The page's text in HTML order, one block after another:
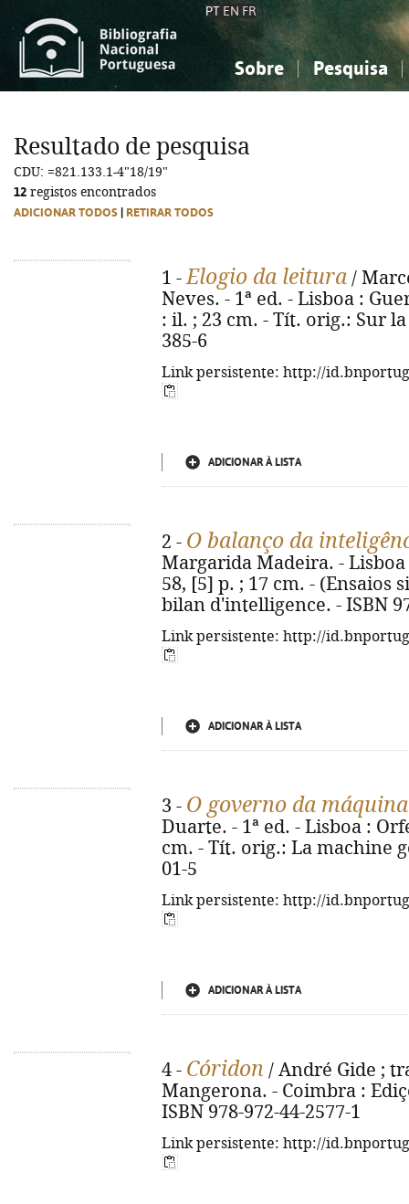
PT EN FR
Sobre Pesquisa
Ciências sociais...
Ciências sociais...
Resultado de pesquisa
CDU: =821.133.1-4"18/19"
12 registos encontrados
ADICIONAR TODOS RETIRAR TODOS
1 -Elogio da leitura /
Neves. - 1ª ed. - Lisboa :
: il. ; 23 cm. - Tít. orig.: Sur
385-6
Link persistente: http://
ADICIONAR À LISTA
2 - O balanço da
Margarida Madeira. - Lisboa
58, [5] p. ; 17 cm. - (Ensaios
bilan d'intelligence. - ISBN
Link persistente: http://
ADICIONAR À LISTA
3 - O governo da máquina
Duarte. - 1ª ed. - Lisboa :
cm. - Tít. orig.: La machine
01-5
Link persistente: http://
ADICIONAR À LISTA
4 - Córidon / André Gide ;
Mangerona. - Coimbra :
ISBN 978-972-44-2577-1
Link persistente: http://